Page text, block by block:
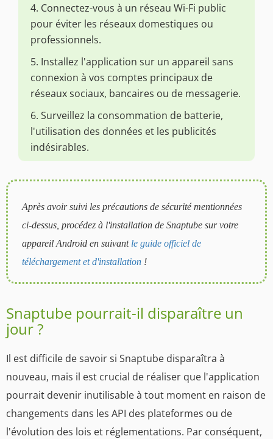
4. Connectez-vous à un réseau Wi-Fi public
pour éviter les réseaux domestiques ou
professionnels.
5. Installez l'application sur un appareil sans
connexion à vos comptes principaux de
réseaux sociaux, bancaires ou de messagerie.
6. Surveillez la consommation de batterie,
l'utilisation des données et les publicités
indésirables.
Après avoir suivi les précautions de sécurité mentionnées
ci-dessus, procédez à l'installation de Snaptube sur votre
appareil Android en suivant le guide officiel de
téléchargement et d'installation!
Snaptube pourrait-il disparaître un
jour ?
Il est difficile de savoir si Snaptube disparaîtra à
nouveau, mais il est crucial de réaliser que l'application
pourrait devenir inutilisable à tout moment en raison de
changements dans les API des plateformes ou de
l'évolution des lois et réglementations. Par conséquent,